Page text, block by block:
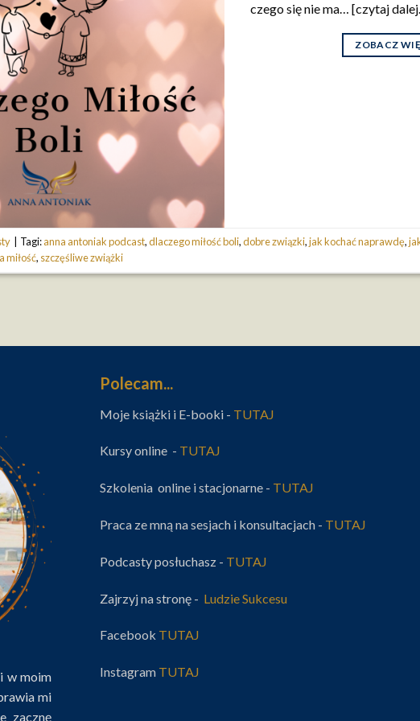
czego się nie ma… [czytaj
ZOBACZ
Tagi:anna antoniak podcast,dlaczego miłość boli,dobre związki,jak kochać naprawdę,
miłość, szczęśliwe zwiążki
w moim
mi
zacznę
Polecam...
Moje książki i E-booki - TUTAJ
Kursy online - TUTAJ
Szkolenia online i stacjonarne - TUTAJ
Praca ze mną na sesjach i konsultacjach - TUTAJ
Podcasty posłuchasz - TUTAJ
Zajrzyj na stronę - Ludzie Sukcesu
Facebook TUTAJ
Instagram TUTAJ